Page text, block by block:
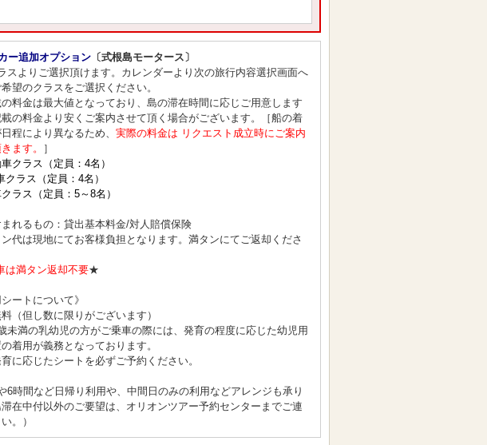
ー追加オプション 〔式根島モータース〕
スよりご選択頂けます。カレンダーより次の旅行内容選択画面へ
望のクラスをご選択ください。
料金は最大値となっており、島の滞在時間に応じご用意します
の料金より安くご案内させて頂く場合がございます。［船の着
程により異なるため、 実際の料金は リクエスト成立時にご案内
ます。
］
クラス（定員：4名）
ラス（定員：4名）
ラス（定員：5～8名）
れるもの：貸出基本料金/対人賠償保険
代は現地にてお客様負担となります。満タンにてご返却くださ
は満タン返却不要★
シートについて》
（但し数に限りがございます）
未満の乳幼児の方がご乗車の際には、発育の程度に応じた幼児用
着用が義務となっております。
に応じたシートを必ずご予約ください。
6時間など日帰り利用や、中間日のみの利用などアレンジも承り
滞在中付以外のご要望は、オリオンツアー予約センターまでご連
。）